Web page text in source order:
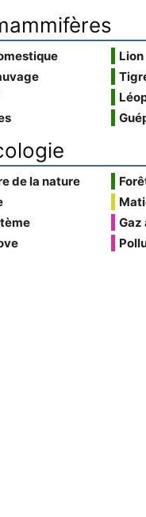
Lion
de la nature
Gaz